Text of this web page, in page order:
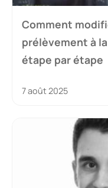
Comment
prélèvement à
étape par étape
7 août 2025